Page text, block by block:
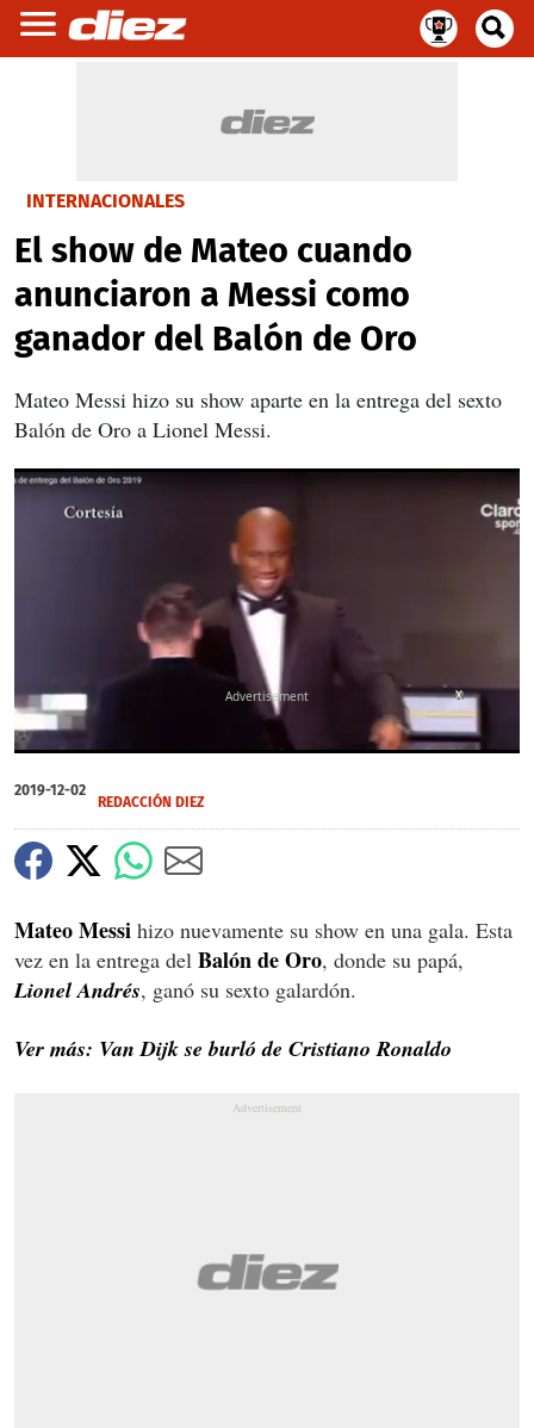
INTERNACIONALES
El show de Mateo cuando
anunciaron a Messi como
ganador del Balón de Oro
Mateo Messi hizo su show aparte en la entrega del sexto
Balón de Oro a Lionel Messi.
of
58
X
2019-12-02
REDACCIÓN DIEZ
Mateo Messi hizo nuevamente su show en una gala. Esta
vez en la entrega del Balón de Oro, donde su papá,
Lionel Andrés, ganó su sexto galardón.
Ver más: Van Dijk se burló de Cristiano Ronaldo